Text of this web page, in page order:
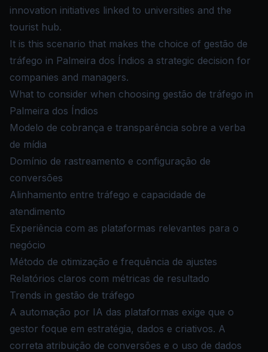
innovation initiatives linked to universities and the
tourist hub.
It is this scenario that makes the choice of gestão de
tráfego in Palmeira dos Índios a strategic decision for
companies and managers.
What to consider when choosing gestão de tráfego in
Palmeira dos Índios
Modelo de cobrança e transparência sobre a verba
de mídia
Domínio de rastreamento e configuração de
conversões
Alinhamento entre tráfego e capacidade de
atendimento
Experiência com as plataformas relevantes para o
negócio
Método de otimização e frequência de ajustes
Relatórios claros com métricas de resultado
Trends in gestão de tráfego
A automação por IA das plataformas exige que o
gestor foque em estratégia, dados e criativos. A
correta atribuição de conversões e o uso de dados